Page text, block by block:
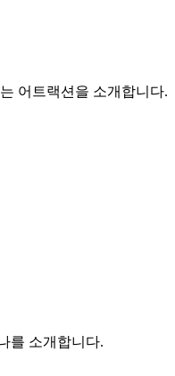
어트랙션을 소개합니다.
를 소개합니다.